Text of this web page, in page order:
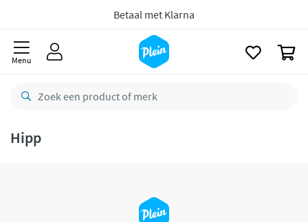
Betaal met Klarna
Menu
Hipp